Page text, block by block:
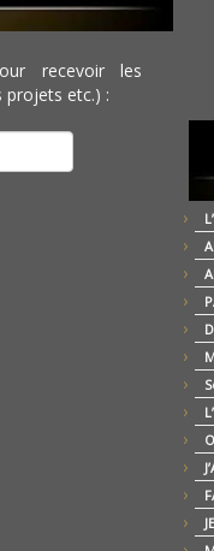
recevoir les
projets etc.) :